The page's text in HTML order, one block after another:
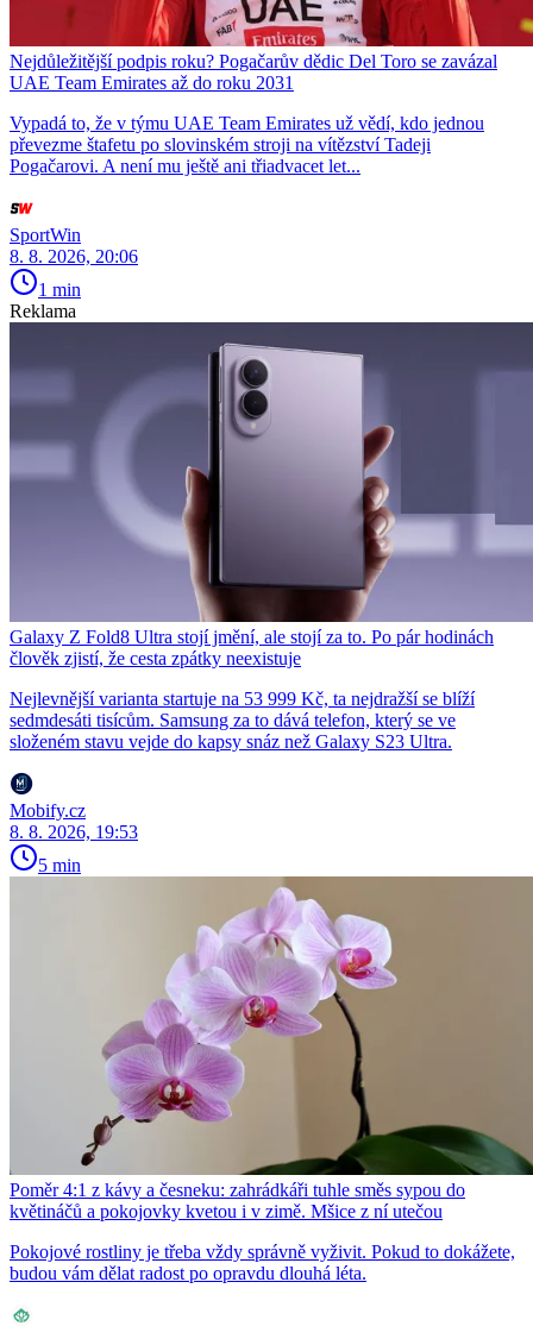
Nejdůležitější podpis roku? Pogačarův dědic Del Toro se zavázal
UAE Team Emirates až do roku 2031
Vypadá to, že v týmu UAE Team Emirates už vědí, kdo jednou
převezme štafetu po slovinském stroji na vítězství Tadeji
Pogačarovi. A není mu ještě ani třiadvacet let...
SportWin
8. 8. 2026, 20:06
1 min
Reklama
Galaxy Z Fold8 Ultra stojí jmění, ale stojí za to. Po pár hodinách
člověk zjistí, že cesta zpátky neexistuje
Nejlevnější varianta startuje na 53 999 Kč, ta nejdražší se blíží
sedmdesáti tisícům. Samsung za to dává telefon, který se ve
složeném stavu vejde do kapsy snáz než Galaxy S23 Ultra.
Mobify.cz
8. 8. 2026, 19:53
5 min
Poměr 4:1 z kávy a česneku: zahrádkáři tuhle směs sypou do
květináčů a pokojovky kvetou i v zimě. Mšice z ní utečou
Pokojové rostliny je třeba vždy správně vyživit. Pokud to dokážete,
budou vám dělat radost po opravdu dlouhá léta.